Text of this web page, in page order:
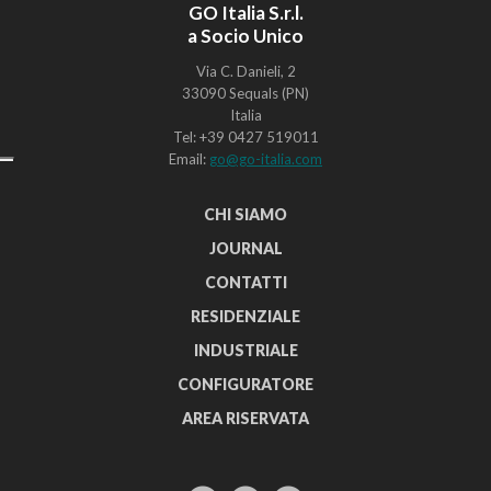
GO Italia S.r.l.
a Socio Unico
Via C. Danieli, 2
33090 Sequals (PN)
Italia
Tel: +39 0427 519011
Email: go@go-italia.com
CHI SIAMO
JOURNAL
CONTATTI
RESIDENZIALE
INDUSTRIALE
CONFIGURATORE
AREA RISERVATA